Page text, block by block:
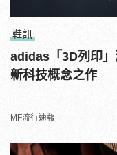
鞋訊
adidas「3D列印
新科技概念之作
MF流行速報